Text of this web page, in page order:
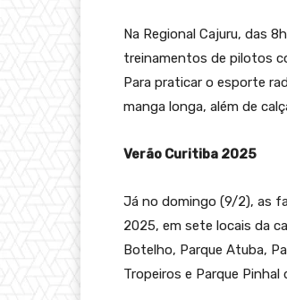
Na Regional Cajuru, das
treinamentos de pilotos
Para praticar o esporte
manga longa, além de
Verão Curitiba 2025
Já no domingo (9/2), as
2025, em sete locais da
Botelho, Parque Atuba,
Tropeiros e Parque Pinhal